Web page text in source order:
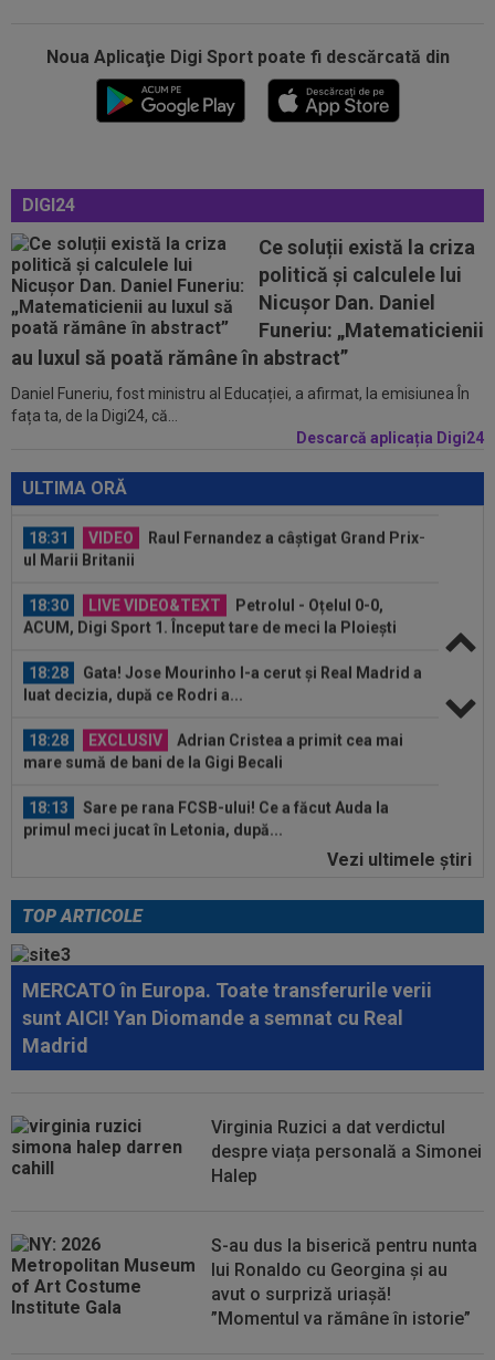
Noua Aplicaţie Digi Sport poate fi descărcată din
DIGI24
Ce soluții există la criza
politică și calculele lui
Nicușor Dan. Daniel
Funeriu: „Matematicienii
au luxul să poată rămâne în abstract”
Daniel Funeriu, fost ministru al Educației, a afirmat, la emisiunea În
fața ta, de la Digi24, că...
Descarcă aplicația Digi24
ULTIMA ORĂ
18:30 LIVE VIDEO&TEXT
Petrolul - Oțelul 0-0,
ACUM, Digi Sport 1. Început tare de meci la Ploiești
Gata! Jose Mourinho l-a cerut și Real Madrid a
18:28 EXCLUSIV
Adrian Cristea a primit cea mai
mare sumă de bani de la Gigi Becali
18:13
Sare pe rana FCSB-ului! Ce a făcut Auda la
primul meci jucat în Letonia, după...
18:59 VIDEO
Chindia - Metaloglobus 3-1. Show în
Liga 2. 4 goluri, doi eliminați, un penalty...
18:49 EXCLUSIV
I-a cerut lui Dani Coman salariu
de 9.000€ pe lună și 20.000€ la semnătură...
pentru Steaua, iar Poli a remizat...
18:31 VIDEO
Raul Fernandez a câștigat Grand Prix-
ul Marii Britanii
18:30 LIVE VIDEO&TEXT
Petrolul - Oțelul 0-0,
ACUM, Digi Sport 1. Început tare de meci la Ploiești
18:28
Gata! Jose Mourinho l-a cerut și Real Madrid a
luat decizia, după ce Rodri a...
18:28 EXCLUSIV
Adrian Cristea a primit cea mai
mare sumă de bani de la Gigi Becali
18:13
Sare pe rana FCSB-ului! Ce a făcut Auda la
primul meci jucat în Letonia, după...
Chindia - Metaloglobus 3-1. Show în
18:49 EXCLUSIV
I-a cerut lui Dani Coman salariu
de 9.000€ pe lună și 20.000€ la semnătură...
18:33 VIDEO
CS Dinamo, umilită la Slatina! Eșec și
pentru Steaua, iar Poli a remizat...
18:31 VIDEO
Raul Fernandez a câștigat Grand Prix-
18:30 LIVE VIDEO&TEXT
Petrolul - Oțelul 0-0,
ACUM, Digi Sport 1. Început tare de meci la Ploiești
Vezi ultimele ştiri
TOP ARTICOLE
MERCATO în Europa. Toate transferurile verii
sunt AICI! Yan Diomande a semnat cu Real
Madrid
Virginia Ruzici a dat verdictul
despre viața personală a Simonei
Halep
S-au dus la biserică pentru nunta
lui Ronaldo cu Georgina și au
avut o surpriză uriașă!
”Momentul va rămâne în istorie”